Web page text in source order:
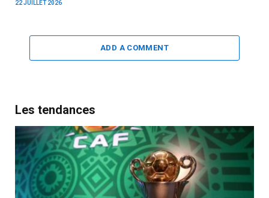
22 JUILLET 2026
ADD A COMMENT
Les tendances